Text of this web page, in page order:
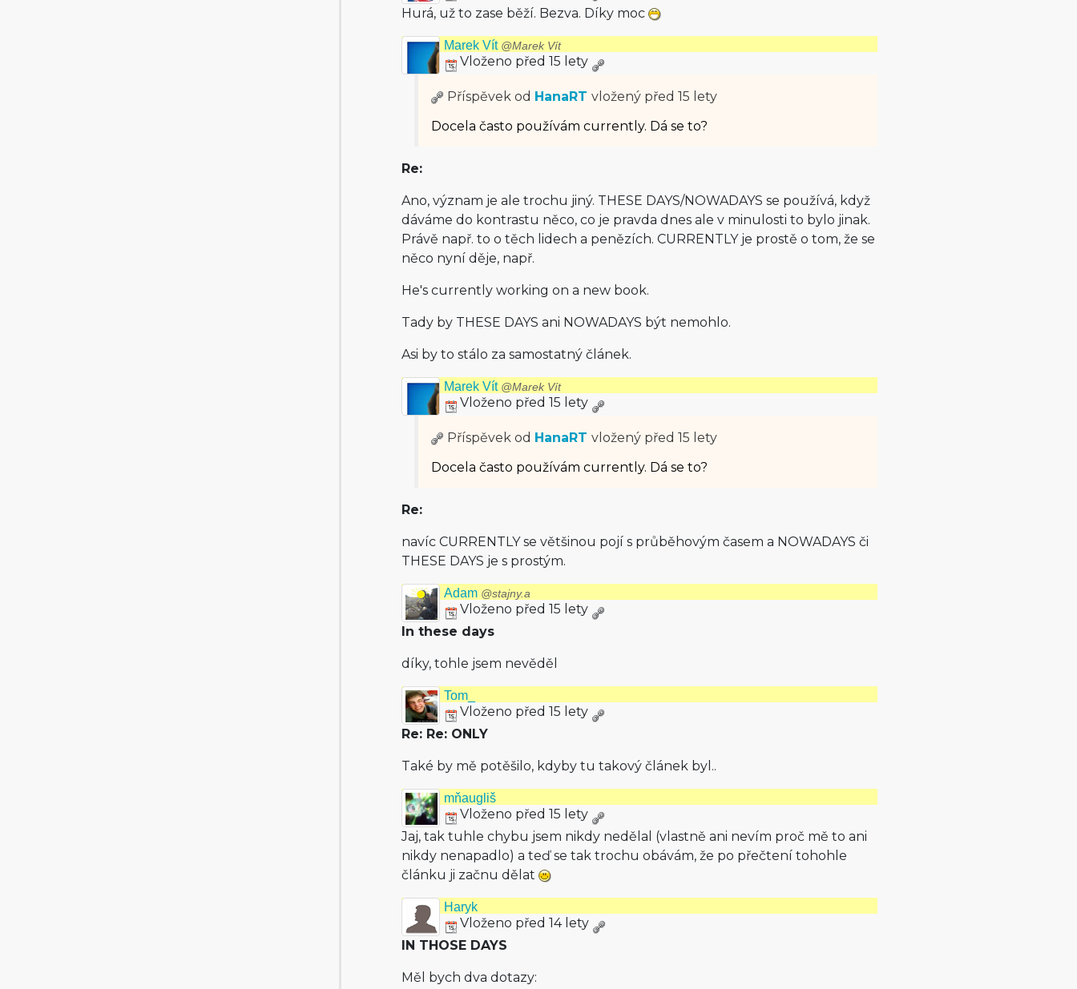
Hurá, už to zase běží. Bezva. Díky moc
Marek Vít @Marek Vít
Vloženo před 15 lety
Příspěvek od HanaRT vložený před 15 lety
Docela často používám currently. Dá se to?
Re:
Ano, význam je ale trochu jiný. THESE DAYS/NOWADAYS se používá, když
dáváme do kontrastu něco, co je pravda dnes ale v minulosti to bylo jinak.
Právě např. to o těch lidech a penězích. CURRENTLY je prostě o tom, že se
něco nyní děje, např.
He's currently working on a new book.
Tady by THESE DAYS ani NOWADAYS být nemohlo.
Asi by to stálo za samostatný článek.
Marek Vít @Marek Vít
Vloženo před 15 lety
Příspěvek od HanaRT vložený před 15 lety
Docela často používám currently. Dá se to?
Re:
navíc CURRENTLY se většinou pojí s průběhovým časem a NOWADAYS či
THESE DAYS je s prostým.
Adam @stajny.a
Vloženo před 15 lety
In these days
díky, tohle jsem nevěděl
Tom_
Vloženo před 15 lety
Re: Re: ONLY
Také by mě potěšilo, kdyby tu takový článek byl..
mňaugliš
Vloženo před 15 lety
Jaj, tak tuhle chybu jsem nikdy nedělal (vlastně ani nevím proč mě to ani
nikdy nenapadlo) a teď se tak trochu obávám, že po přečtení tohohle
článku ji začnu dělat
Haryk
Vloženo před 14 lety
IN THOSE DAYS
Měl bych dva dotazy: